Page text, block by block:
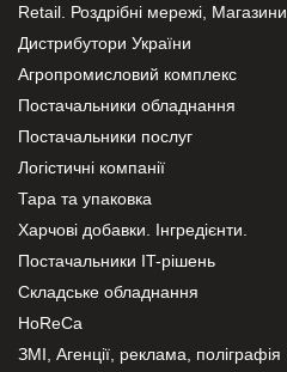
Retail. Роздрібні мережі, Магазини
Дистрибутори України
Агропромисловий комплекс
Постачальники обладнання
Постачальники послуг
Логістичні компанії
Тара та упаковка
Харчові добавки. Інгредієнти.
Постачальники IT-рішень
Складське обладнання
HoReCa
ЗМІ, Агенції, реклама, поліграфія